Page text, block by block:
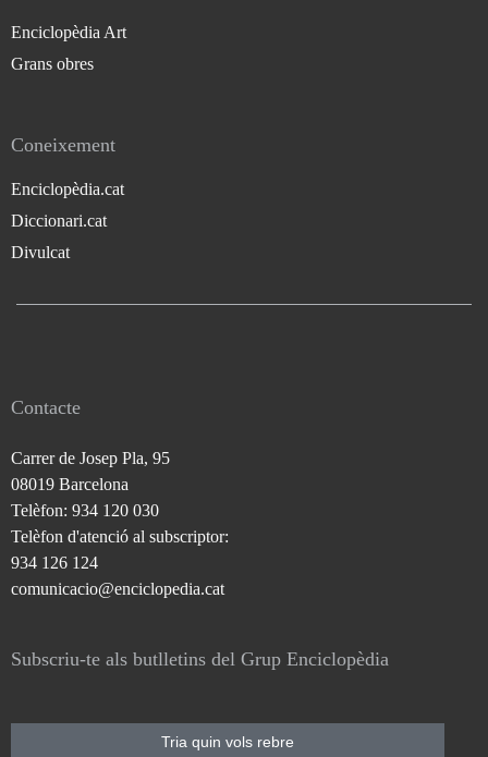
Enciclopèdia Art
Grans obres
Coneixement
Enciclopèdia.cat
Diccionari.cat
Divulcat
Contacte
Carrer de Josep Pla, 95
08019 Barcelona
Telèfon: 934 120 030
Telèfon d'atenció al subscriptor:
934 126 124
comunicacio@enciclopedia.cat
Subscriu-te als butlletins del Grup Enciclopèdia
Tria quin vols rebre